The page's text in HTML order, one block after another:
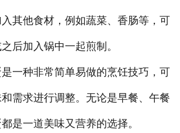
他食材，例如蔬菜、香肠等，可
后加入锅中一起煎制。
种非常简单易做的烹饪技巧，可
需求进行调整。无论是早餐、午餐
是一道美味又营养的选择。